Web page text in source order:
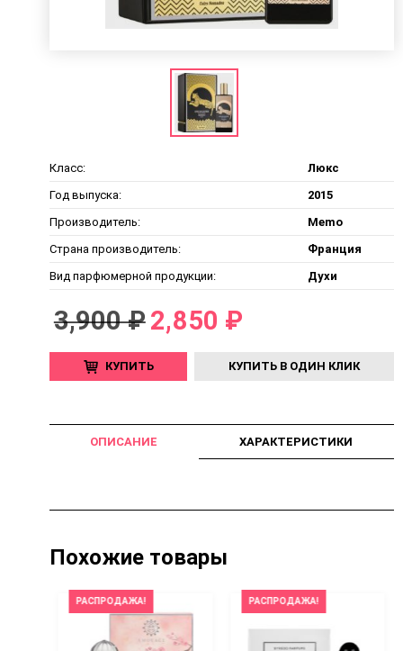
Класс:
Люкс
Год выпуска:
2015
Производитель:
Memo
Страна производитель:
Франция
Вид парфюмерной продукции:
Духи
3,900 ₽2,850 ₽
КУПИТЬ КУПИТЬ В ОДИН КЛИК
ОПИСАНИЕ ХАРАКТЕРИСТИКИ
Похожие товары
РАСПРОДАЖА! РАСПРОДАЖА!